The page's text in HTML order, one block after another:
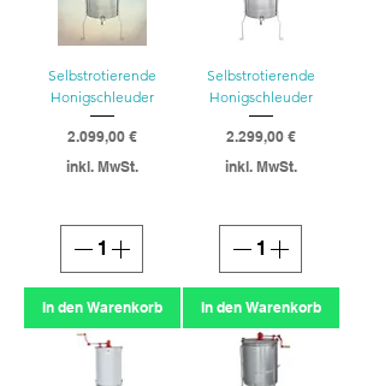
Selbstrotierende
Honigschleuder
Preis
2.099,00 €
inkl. MwSt.
In den Warenkorb
Selbstrotierende
Honigschleuder
Preis
2.299,00 €
inkl. MwSt.
In den Warenkorb